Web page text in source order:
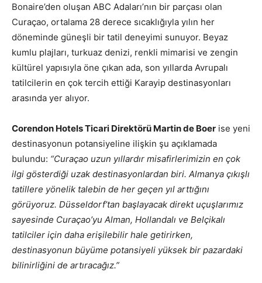
Bonaire’den oluşan ABC Adaları’nın bir parçası olan
Curaçao, ortalama 28 derece sıcaklığıyla yılın her
döneminde güneşli bir tatil deneyimi sunuyor. Beyaz
kumlu plajları, turkuaz denizi, renkli mimarisi ve zengin
kültürel yapısıyla öne çıkan ada, son yıllarda Avrupalı
tatilcilerin en çok tercih ettiği Karayip destinasyonları
arasında yer alıyor.
Corendon Hotels Ticari Direktörü Martin de Boer ise yeni
destinasyonun potansiyeline ilişkin şu açıklamada
bulundu: “Curaçao uzun yıllardır misafirlerimizin en çok
ilgi gösterdiği uzak destinasyonlardan biri. Almanya çıkışlı
tatillere yönelik talebin de her geçen yıl arttığını
görüyoruz. Düsseldorf’tan başlayacak direkt uçuşlarımız
sayesinde Curaçao’yu Alman, Hollandalı ve Belçikalı
tatilciler için daha erişilebilir hale getirirken,
destinasyonun büyüme potansiyeli yüksek bir pazardaki
bilinirliğini de artıracağız.”